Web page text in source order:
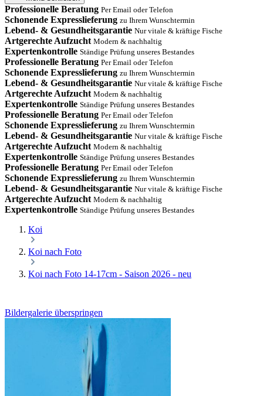
Professionelle Beratung Per Email oder Telefon
Schonende Expresslieferung zu Ihrem Wunschtermin
Lebend- & Gesundheitsgarantie Nur vitale & kräftige Fische
Artgerechte Aufzucht Modern & nachhaltig
Expertenkontrolle Ständige Prüfung unseres Bestandes
Professionelle Beratung Per Email oder Telefon
Schonende Expresslieferung zu Ihrem Wunschtermin
Lebend- & Gesundheitsgarantie Nur vitale & kräftige Fische
Artgerechte Aufzucht Modern & nachhaltig
Expertenkontrolle Ständige Prüfung unseres Bestandes
Professionelle Beratung Per Email oder Telefon
Schonende Expresslieferung zu Ihrem Wunschtermin
Lebend- & Gesundheitsgarantie Nur vitale & kräftige Fische
Artgerechte Aufzucht Modern & nachhaltig
Expertenkontrolle Ständige Prüfung unseres Bestandes
Professionelle Beratung Per Email oder Telefon
Schonende Expresslieferung zu Ihrem Wunschtermin
Lebend- & Gesundheitsgarantie Nur vitale & kräftige Fische
Artgerechte Aufzucht Modern & nachhaltig
Expertenkontrolle Ständige Prüfung unseres Bestandes
Koi
Koi nach Foto
Koi nach Foto 14-17cm - Saison 2026 - neu
Bildergalerie überspringen